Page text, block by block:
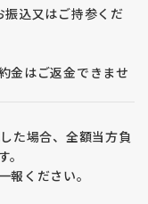
込又はご持参くだ
金はご返金できませ
た場合、全額当方負
報ください。